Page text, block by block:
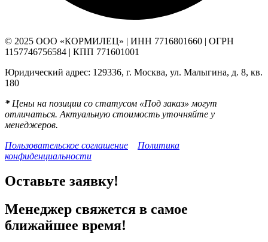
© 2025 ООО «КОРМИЛЕЦ» | ИНН 7716801660 | ОГРН
1157746756584 | КПП 771601001
Юридический адрес: 129336, г. Москва, ул. Малыгина, д. 8, кв.
180
* Цены на позиции со статусом «Под заказ» могут
отличаться. Актуальную стоимость уточняйте у
менеджеров.
Пользовательское соглашение
Политика
конфиденциальности
Оставьте заявку!
Менеджер свяжется в самое
ближайшее время!